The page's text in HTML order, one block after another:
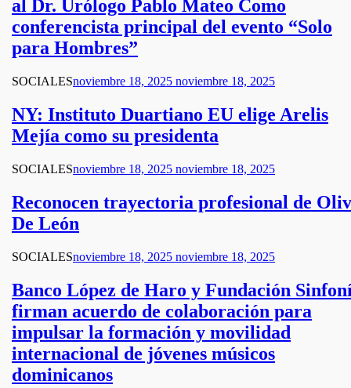
al Dr. Urólogo Pablo Mateo Como
conferencista principal del evento “Solo
para Hombres”
SOCIALESnoviembre 18, 2025 noviembre 18, 2025
NY: Instituto Duartiano EU elige Arelis
Mejía como su presidenta
SOCIALESnoviembre 18, 2025 noviembre 18, 2025
Reconocen trayectoria profesional de
De León
SOCIALESnoviembre 18, 2025 noviembre 18, 2025
Banco López de Haro y Fundación
firman acuerdo de colaboración para
impulsar la formación y movilidad
internacional de jóvenes músicos
dominicanos